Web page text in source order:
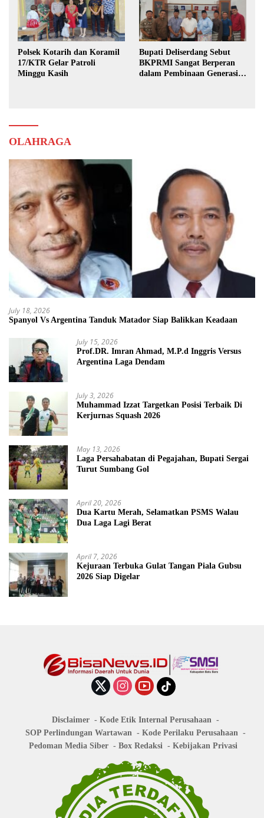
Polsek Kotarih dan Koramil
17/KTR Gelar Patroli
Minggu Kasih
Bupati Deliserdang Sebut
BKPRMI Sangat Berperan
dalam Pembinaan Generasi
OLAHRAGA
July 18, 2026
Spanyol Vs Argentina Tanduk Matador Siap Balikkan Keadaan
July 15, 2026
Prof.DR. Imran Ahmad, M.P.d Inggris Versus
Argentina Laga Dendam
July 3, 2026
Muhammad Izzat Targetkan Posisi Terbaik Di
Kerjurnas Squash 2026
May 13, 2026
Laga Persahabatan di Pegajahan, Bupati Sergai
Turut Sumbang Gol
April 20, 2026
Dua Kartu Merah, Selamatkan PSMS Walau
Dua Laga Lagi Berat
April 7, 2026
Kejuraan Terbuka Gulat Tangan Piala Gubsu
2026 Siap Digelar
Disclaimer
Kode Etik Internal Perusahaan
SOP Perlindungan Wartawan
Kode Perilaku Perusahaan
Pedoman Media Siber
Box Redaksi Kebijakan Privasi